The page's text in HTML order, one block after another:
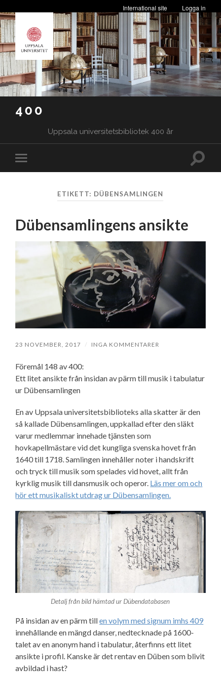
Logga in
International site
400
Uppsala universitetsbibliotek 400 år
på/av
Slå
ETIKETT: DÜBENSAMLINGEN
Dübensamlingens ansikte
23 NOVEMBER, 2017 / INGA KOMMENTARER
Föremål 148 av 400:
Ett litet ansikte från insidan av pärm till musik i tabulatur
ur Dübensamlingen
En av Uppsala universitetsbiblioteks alla skatter är den
så kallade Dübensamlingen, uppkallad efter den släkt
varur medlemmar innehade tjänsten som
hovkapellmästare vid det kungliga svenska hovet från
1640 till 1718. Samlingen innehåller noter i handskrift
och tryck till musik som spelades vid hovet, allt från
kyrklig musik till dansmusik och operor. Läs mer om och
hör ett musikaliskt utdrag ur Dübensamlingen.
Detalj från bild hämtad ur Dübendatabasen
På insidan av en pärm tillen volym med signum imhs 409
innehållande en mängd danser, nedtecknade på 1600-
talet av en anonym hand i tabulatur, återfinns ett litet
ansikte i profil. Kanske är det rentav en Düben som blivit
avbildad i hast?